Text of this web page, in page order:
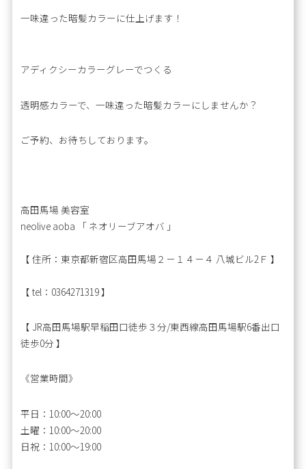
一味違った暗髪カラーに仕上げます！
アディクシーカラーグレーでつくる
透明感カラーで、一味違った暗髪カラーにしませんか？
ご予約、お待ちしております。
高田馬場 美容室
neolive aoba 「 ネオリーブアオバ 」
【 住所：東京都新宿区高田馬場２－１４－４ 八城ビル2Ｆ 】
【 tel：0364271319 】
【 JR高田馬場駅早稲田口徒歩３分/東西線高田馬場駅6番出口
徒歩0分 】
《営業時間》
平日：10:00〜20:00
土曜：10:00～20:00
日祝：10:00～19:00